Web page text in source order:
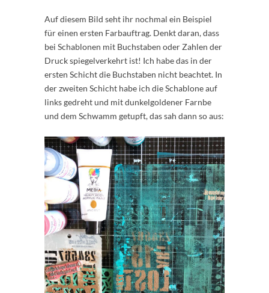
Auf diesem Bild seht ihr nochmal ein Beispiel
für einen ersten Farbauftrag. Denkt daran, dass
bei Schablonen mit Buchstaben oder Zahlen der
Druck spiegelverkehrt ist! Ich habe das in der
ersten Schicht die Buchstaben nicht beachtet. In
der zweiten Schicht habe ich die Schablone auf
links gedreht und mit dunkelgoldener Farnbe
und dem Schwamm getupft, das sah dann so aus: